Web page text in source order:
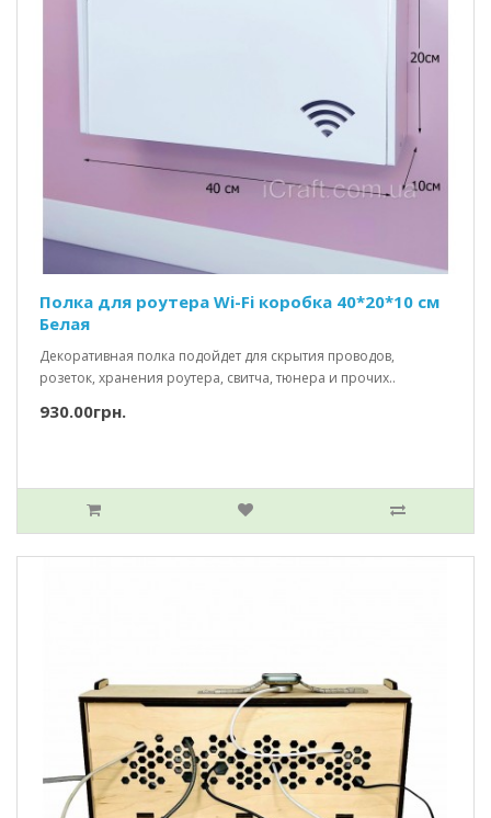
Полка для роутера Wi-Fi коробка 40*20*10 см
Белая
Декоративная полка подойдет для скрытия проводов,
розеток, хранения роутера, свитча, тюнера и прочих..
930.00грн.